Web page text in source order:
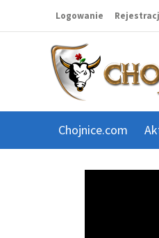
Logowanie
Chojnice.com